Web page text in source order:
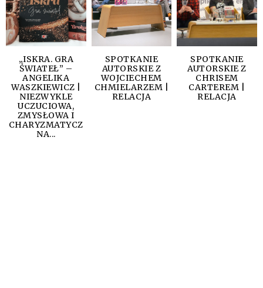
„ISKRA. GRA
ŚWIATEŁ” –
ANGELIKA
WASZKIEWICZ |
NIEZWYKLE
UCZUCIOWA,
ZMYSŁOWA I
CHARYZMATYCZ
NA...
SPOTKANIE
AUTORSKIE Z
WOJCIECHEM
CHMIELARZEM |
RELACJA
SPOTKANIE
AUTORSKIE Z
CHRISEM
CARTEREM |
RELACJA